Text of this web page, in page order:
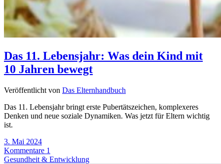
Das 11. Lebensjahr: Was dein Kind mit
10 Jahren bewegt
Veröffentlicht von Das Elternhandbuch
Das 11. Lebensjahr bringt erste Pubertätszeichen, komplexeres
Denken und neue soziale Dynamiken. Was jetzt für Eltern wichtig
ist.
3. Mai 2024
Kommentare 1
Gesundheit & Entwicklung